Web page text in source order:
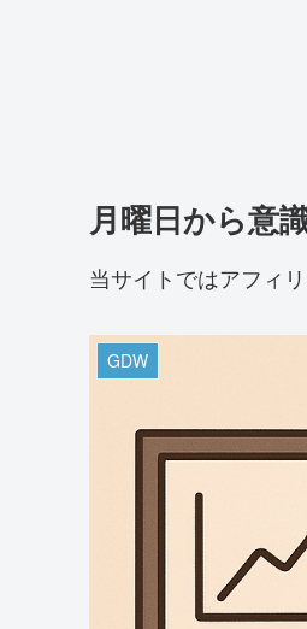
月曜日から意
当サイトではアフィ
GDW